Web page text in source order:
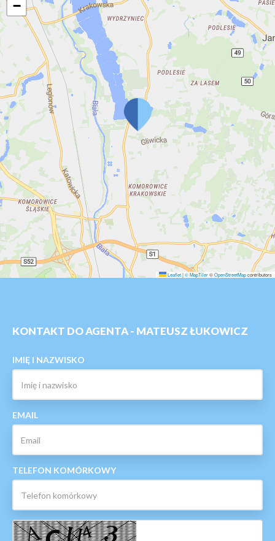
−
Leaflet|© MapTiler©OpenStreetMapcontributors
KONTAKT DO AGENTA - MATEUSZ ŁUKOWICZ
IMIĘ I NAZWISKO
EMAIL
TELEFON KOMÓRKOWY